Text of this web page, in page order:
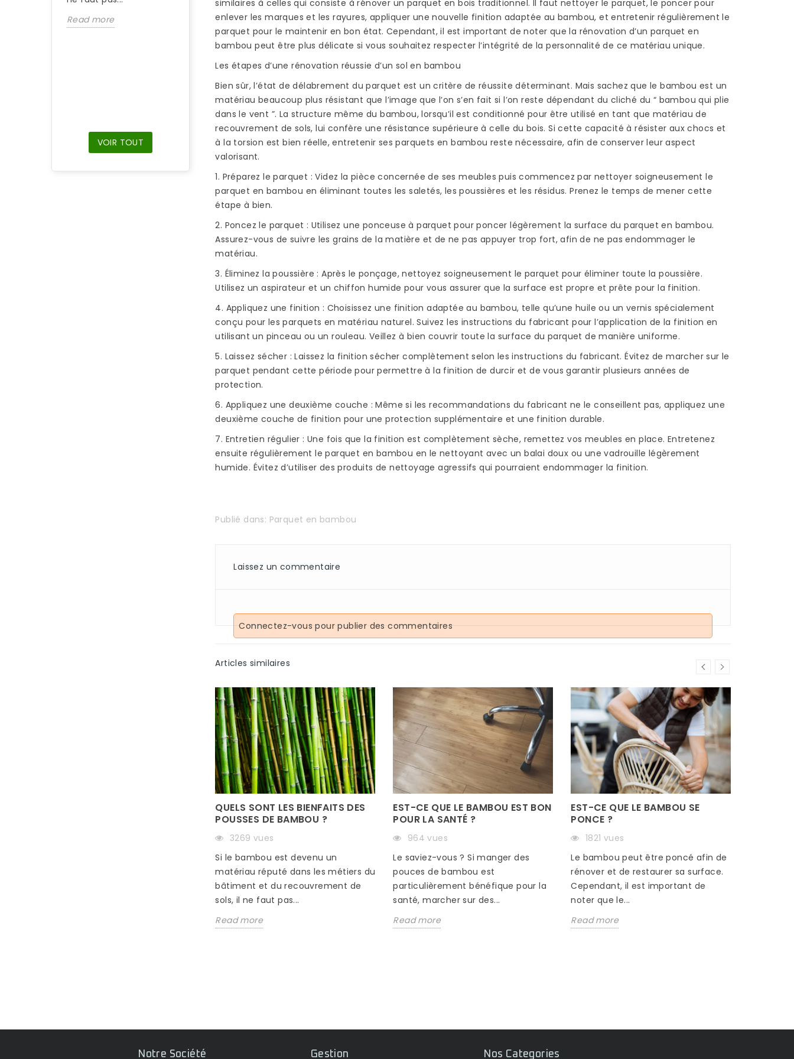
Read more
Si vous venez d’acquérir
une maison équipée
d’un parquet en
bambou et que ce
parquet n’a pas été bien
Read more
Read more
Read more
un parquet...
Read more
VOIR TOUT
similaires à celles qui consiste à rénover un parquet en bois traditionnel. Il faut nettoyer le parquet, le poncer pour
enlever les marques et les rayures, appliquer une nouvelle finition adaptée au bambou, et entretenir régulièrement le
parquet pour le maintenir en bon état. Cependant, il est important de noter que la rénovation d’un parquet en
bambou peut être plus délicate si vous souhaitez respecter l’intégrité de la personnalité de ce matériau unique.
Les étapes d’une rénovation réussie d’un sol en bambou
Bien sûr, l’état de délabrement du parquet est un critère de réussite déterminant. Mais sachez que le bambou est un
matériau beaucoup plus résistant que l’image que l’on s’en fait si l’on reste dépendant du cliché du “ bambou qui plie
dans le vent ”. La structure même du bambou, lorsqu’il est conditionné pour être utilisé en tant que matériau de
recouvrement de sols, lui confère une résistance supérieure à celle du bois. Si cette capacité à résister aux chocs et
à la torsion est bien réelle, entretenir ses parquets en bambou reste nécessaire, afin de conserver leur aspect
valorisant.
1. Préparez le parquet : Videz la pièce concernée de ses meubles puis commencez par nettoyer soigneusement le
parquet en bambou en éliminant toutes les saletés, les poussières et les résidus. Prenez le temps de mener cette
étape à bien.
2. Poncez le parquet : Utilisez une ponceuse à parquet pour poncer légèrement la surface du parquet en bambou.
Assurez-vous de suivre les grains de la matière et de ne pas appuyer trop fort, afin de ne pas endommager le
matériau.
3. Éliminez la poussière : Après le ponçage, nettoyez soigneusement le parquet pour éliminer toute la poussière.
Utilisez un aspirateur et un chiffon humide pour vous assurer que la surface est propre et prête pour la finition.
4. Appliquez une finition : Choisissez une finition adaptée au bambou, telle qu’une huile ou un vernis spécialement
conçu pour les parquets en matériau naturel. Suivez les instructions du fabricant pour l’application de la finition en
utilisant un pinceau ou un rouleau. Veillez à bien couvrir toute la surface du parquet de manière uniforme.
5. Laissez sécher : Laissez la finition sécher complètement selon les instructions du fabricant. Évitez de marcher sur le
parquet pendant cette période pour permettre à la finition de durcir et de vous garantir plusieurs années de
protection.
6. Appliquez une deuxième couche : Même si les recommandations du fabricant ne le conseillent pas, appliquez une
deuxième couche de finition pour une protection supplémentaire et une finition durable.
7. Entretien régulier : Une fois que la finition est complètement sèche, remettez vos meubles en place. Entretenez
ensuite régulièrement le parquet en bambou en le nettoyant avec un balai doux ou une vadrouille légèrement
humide. Évitez d’utiliser des produits de nettoyage agressifs qui pourraient endommager la finition.
Publié dans: Parquet en bambou
Laissez un commentaire
Connectez-vous pour publier des commentaires
Articles similaires
QUELS SONT LES BIENFAITS DES
POUSSES DE BAMBOU ?
3269 vues
Si le bambou est devenu un
matériau réputé dans les métiers du
bâtiment et du recouvrement de
sols, il ne faut pas...
Read more
EST-CE QUE LE BAMBOU EST BON
POUR LA SANTÉ ?
964 vues
Le saviez-vous ? Si manger des
pouces de bambou est
particulièrement bénéfique pour la
santé, marcher sur des...
Read more
EST-CE QUE LE BAMBOU SE
PONCE ?
1821 vues
Le bambou peut être poncé afin de
rénover et de restaurer sa surface.
Cependant, il est important de
noter que le...
Read more
Notre Société Gestion Nos Categories